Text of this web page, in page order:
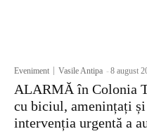
Eveniment Vasile Antipa -8 august
ALARMĂ în Colonia
cu biciul, amenințați
intervenția urgentă a